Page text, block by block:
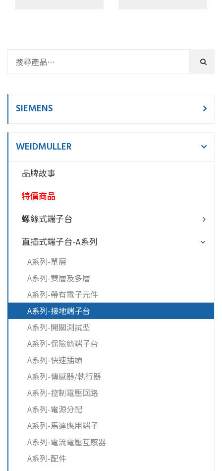
SIEMENS
WEIDMULLER
品牌故事
特價商品
螺絲式端子台
直插式端子台-A系列
A系列-單層
A系列-雙層及多層
A系列-帶有電子元件
A系列-接地端子台
A系列-開關測試型
A系列-保險絲端子台
A系列-快速插頭
A系列-傳感器/執行器
A系列-控制電壓回路
A系列-電源分配
A系列-馬達應用端子
A系列-電流電壓互感器
A系列-配件